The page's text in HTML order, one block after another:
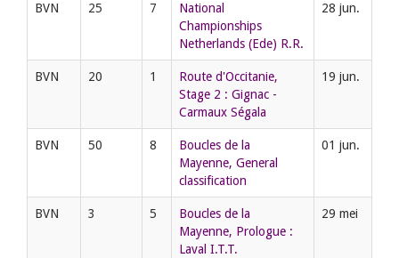
BVN 25 7
National
Championships
Netherlands (Ede) R.R.
28 jun.
BVN 20 1
Route d'Occitanie,
Stage 2 : Gignac -
Carmaux Ségala
19 jun.
BVN 50 8
Boucles de la
Mayenne, General
classification
01 jun.
BVN 3 5
Boucles de la
Mayenne, Prologue :
Laval I.T.T.
29 mei